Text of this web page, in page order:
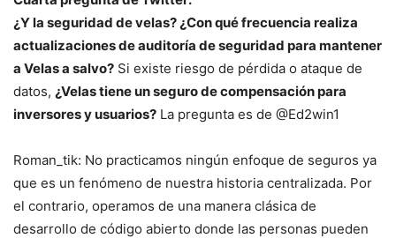
¿Y la seguridad de velas? ¿Con qué frecuencia realiza
actualizaciones de auditoría de seguridad para mantener
a Velas a salvo? Si existe riesgo de pérdida o ataque de
datos, ¿Velas tiene un seguro de compensación para
inversores y usuarios? La pregunta es de @Ed2win1
Roman_tik: No practicamos ningún enfoque de seguros ya
que es un fenómeno de nuestra historia centralizada. Por
el contrario, operamos de una manera clásica de
desarrollo de código abierto donde las personas pueden